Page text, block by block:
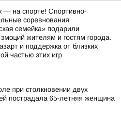
— на спорте! Спортивно-
соревнования
семейка» подарили
жителям и гостям города.
и поддержка от близких
частью этих игр
при столкновении двух
пострадала 65-летняя женщина